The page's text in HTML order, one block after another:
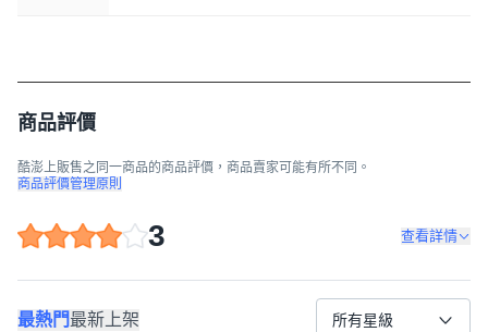
商品評價
酷澎上販售之同一商品的商品評價，商品賣家可能有所不同。
商品評價管理原則
3 查看詳情
最熱門最新上架 所有星級